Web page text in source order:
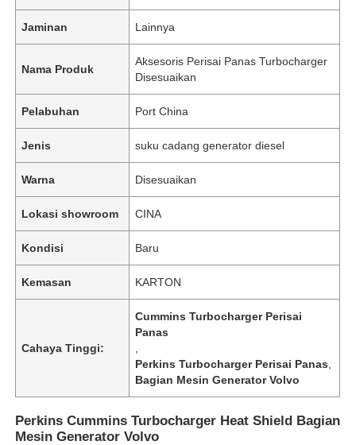
Jaminan Lainnya
Nama Produk
Aksesoris Perisai Panas Turbocharger
Disesuaikan
Pelabuhan Port China
Jenis suku cadang generator diesel
Warna Disesuaikan
Lokasi showroom CINA
Kondisi Baru
Kemasan KARTON
Cahaya Tinggi:
Cummins Turbocharger Perisai
Panas
Perkins Turbocharger Perisai Panas
Bagian Mesin Generator Volvo
Perkins Cummins Turbocharger Heat Shield Bagian
Mesin Generator Volvo